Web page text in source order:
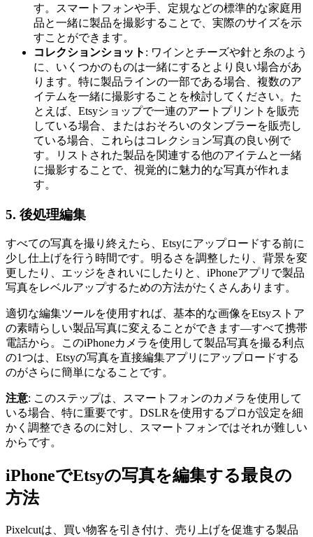
す。スマートフォンや手、定規などの標準的な家庭用
品と一緒に製品を撮影することで、実際のサイズを示
すことができます。
コレクションショット : ワインとチーズや針と糸のよう
に、いくつかのものは一緒にするとより良い場合があ
ります。特に製品ラインの一部である場合、複数のア
イテムを一緒に撮影することを検討してください。た
とえば、Etsyショップで一連のアートプリントを販売
している場合、またはおそろいのタンブラーを販売し
ている場合、これらはコレクション写真の良い例で
す。リストされた製品を関連する他のアイテムと一緒
に撮影することで、視覚的に魅力的な写真が作れま
す。
5. 後処理編集
すべての写真を撮り終えたら、Etsyにアップロードする前に
少し仕上げを行う時間です。明るさを調整したり、背景を変
更したり、エッジをきれいにしたりと、iPhoneアプリで製品
写真をレベルアップするための方法がたくさんあります。
適切な編集ツールを使用すれば、基本的な画像をEtsyストア
の素晴らしい製品写真に変えることができます—すべて携帯
電話から。このiPhoneカメラを使用して製品写真を撮る利点
の1つは、Etsyの写真を直接編集アプリにアップロードする
のがさらに簡単になることです。
注意: このステップは、スマートフォンのカメラを使用して
いる場合、特に重要です。DSLRを使用するプロが設定を細
かく調整できるのに対し、スマートフォンではそれが難しい
からです。
iPhoneでEtsyの写真を編集する最良の
方法
Pixelcutは、買い物客を引き付け、売り上げを促進する製品